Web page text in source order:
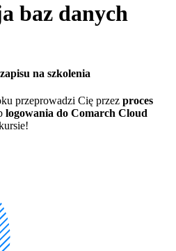
baz danych
na szkolenia
przeprowadzi Cię przez proces
logowania do Comarch Cloud